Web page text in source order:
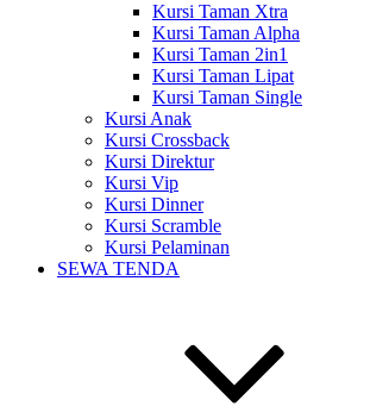
Kursi Taman Xtra
Kursi Taman Alpha
Kursi Taman 2in1
Kursi Taman Lipat
Kursi Taman Single
Kursi Anak
Kursi Crossback
Kursi Direktur
Kursi Vip
Kursi Dinner
Kursi Scramble
Kursi Pelaminan
SEWA TENDA